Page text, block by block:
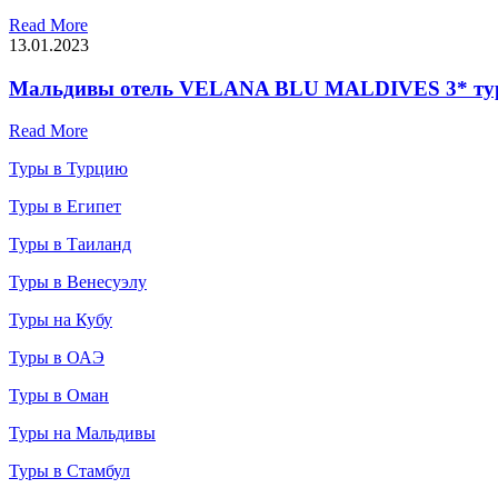
Read More
13.01.2023
Мальдивы отель VELANA BLU MALDIVES 3*
Read More
Туры в Турцию
Туры в Египет
Туры в Таиланд
Туры в Венесуэлу
Туры на Кубу
Туры в ОАЭ
Туры в Оман
Туры на Мальдивы
Туры в Стамбул